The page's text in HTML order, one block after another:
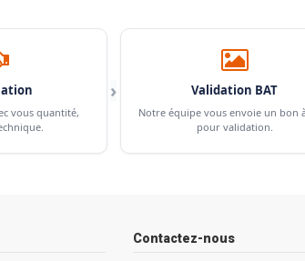
vous quantité,
› Validation BAT
Notre équipe vous envoie un bon
pour validation.
Contactez-nous